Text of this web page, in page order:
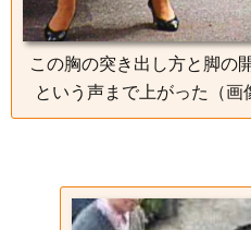
この胸の突き出し方と脚の
という声まで上がった（画